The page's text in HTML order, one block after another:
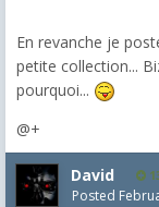
En revanche je
petite collection...
pourquoi...
@+
David
Posted